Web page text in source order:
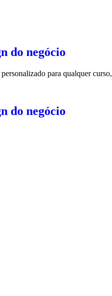
do negócio
para qualquer
do negócio